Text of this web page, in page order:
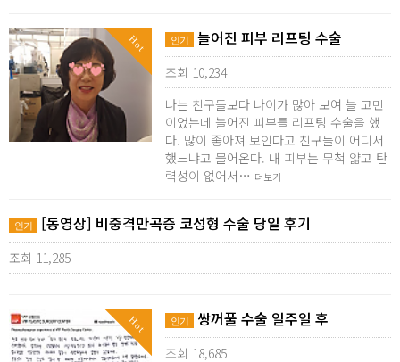
Hot 인기 늘어진 피부 리프팅 수술
조회 10,234
나는 친구들보다 나이가 많아 보여 늘 고민
이었는데 늘어진 피부를 리프팅 수술을 했
다. 많이 좋아져 보인다고 친구들이 어디서
했느냐고 물어온다. 내 피부는 무척 얇고 탄
력성이 없어서… 더보기
인기 [동영상] 비중격만곡증 코성형 수술 당일 후기
조회 11,285
Hot 인기 쌍꺼풀 수술 일주일 후
조회 18,685